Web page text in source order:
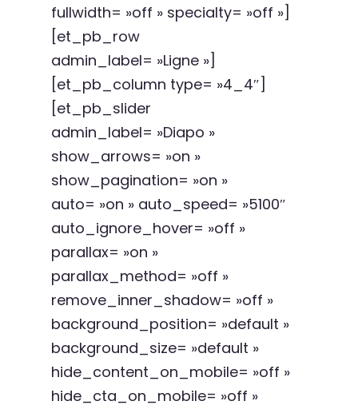
fullwidth= »off » specialty= »off »]
[et_pb_row
admin_label= »Ligne »]
[et_pb_column type= »4_4″]
[et_pb_slider
admin_label= »Diapo »
show_arrows= »on »
show_pagination= »on »
auto= »on » auto_speed= »5100″
auto_ignore_hover= »off »
parallax= »on »
parallax_method= »off »
remove_inner_shadow= »off »
background_position= »default »
background_size= »default »
hide_content_on_mobile= »off »
hide_cta_on_mobile= »off »